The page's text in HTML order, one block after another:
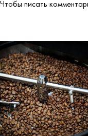
Чтобы писать